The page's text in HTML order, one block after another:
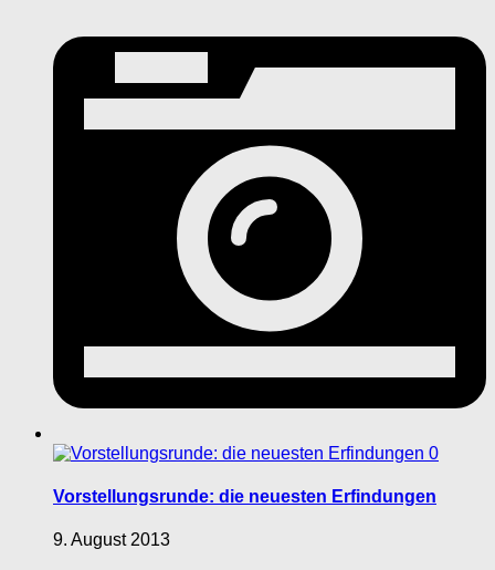
0
Vorstellungsrunde: die neuesten Erfindungen
9. August 2013